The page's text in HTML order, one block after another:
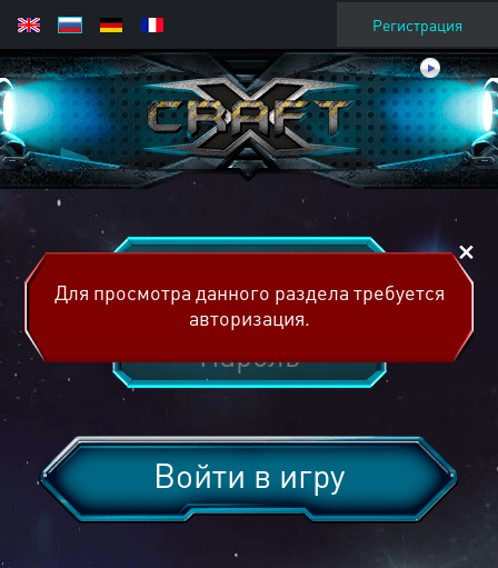
Регистрация
Войти в игру
Для просмотра данного раздела требуется
авторизация.